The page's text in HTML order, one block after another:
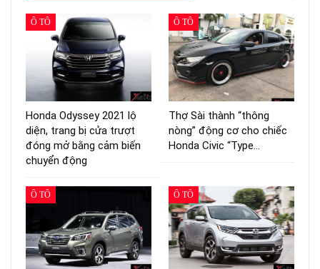
Ô TÔ
Honda Odyssey 2021 lộ
diện, trang bị cửa trượt
đóng mở bằng cảm biến
chuyển động
Ô TÔ
Thợ Sài thành “thông
nòng” động cơ cho chiếc
Honda Civic “Type…
Ô TÔ Ô TÔ